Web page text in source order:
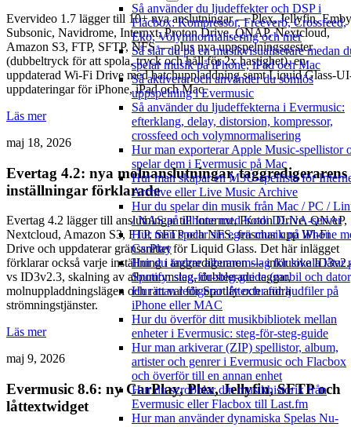
Så använder du ljudeffekter och DSP i
Flacbox: Kompressor, Freeverb, Crossfeed,
Eko, Volymnormalisering och mer
Så slår du på en musikvisualiserare medan
spelar musik på iPhone, iPad och Mac
Så aktiverar och använder du sömlös
uppspelning i Evermusic
Så använder du ljudeffekterna i Evermusic:
efterklang, delay, distorsion, kompressor,
crossfeed och volymnormalisering
Hur man exporterar Apple Music-spellistor
spelar dem i Evermusic på Mac
Hur man skapar en M3U-spellista för
Archive eller Live Music Archive
Hur du spelar din musik från Mac / PC /
/ NAS på iPhone med Kodi DLNA-server
Hur man spelar sin egen musik på iPhone
CarPlay
Hur du ändrar albumomslag för lokala låtar
Spotify: steg-för-steg-guide (mobil och
Hur man redigerar låttexter för ljudfiler på
iPhone eller MAC
Hur du överför ditt musikbibliotek mellan
enheter i Evermusic: steg-för-steg-guide
Hur man arkiverar (ZIP) spellistor, album,
artister och genrer i Evermusic och Flacbox
och överför till en annan enhet
Hur du scrobblar din musikhistorik från
Evermusic eller Flacbox till Last.fm
Hur man använder dynamiska Spelas Nu-
Evervideo 1.7 lägger till 10+ nya anslutningar — Plex, Jellyfin,
Subsonic, Navidrome, Internxt, Proton Drive, QNAP, Nextcloud,
Amazon S3, FTP, SFTP, NFS — plus nya uppspelningsgester
(dubbeltryck för att spola, tryck och håll för 2x hastighet), en
uppdaterad Wi-Fi Drive med batchuppladdning samt Liquid Glass-
uppdateringar för iPhone, iPad och Mac.
Läs mer
maj 18, 2026
Evertag 4.2: nya molnanslutningar, taggredigerarens
inställningar förklarade
Evertag 4.2 lägger till anslutningar till Internxt, Proton Drive, QNAP,
Nextcloud, Amazon S3, FTP, SFTP och NFS, fräschar upp Wi-Fi
Drive och uppdaterar gränssnittet för Liquid Glass. Det här inlägget
förklarar också varje inställning i taggredigeraren — inklusive
vs ID3v2.3, skalning av albumomslag, dubblerade taggar,
molnuppladdningslägen och rätt val för Spotify och andra
strömningstjänster.
Läs mer
maj 9, 2026
Evermusic 8.6: ny CarPlay, Plex, Jellyfin, SFTP och
låttextwidget